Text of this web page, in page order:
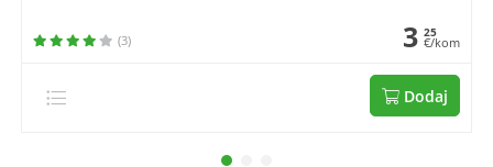
(3) 3 25
€/kom
Dodaj